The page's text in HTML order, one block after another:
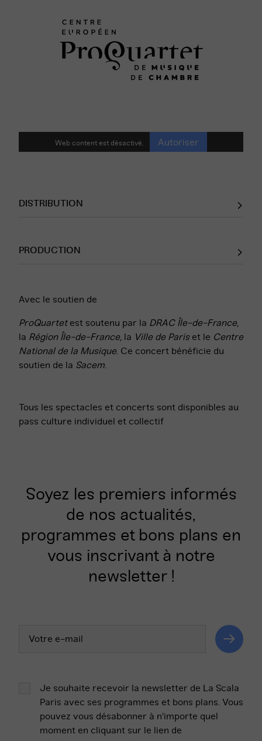
Web content est désactivé. Autoriser
DISTRIBUTION
PRODUCTION
Avec le soutien de
ProQuartetest soutenu par la DRAC Île-de-France
la Région Île-de-France , la Ville de Pariset le Centre
National de la Musique . Ce concert bénéficie du
soutien de la Sacem
Tous les spectacles et concerts sont disponibles au
pass culture individuel et collectif
Soyez les premiers informés
de nos actualités,
programmes et bons plans en
vous inscrivant à notre
newsletter !
email
Valider
Je souhaite recevoir la newsletter de La Scala
Paris avec ses programmes et bons plans. Vous
pouvez vous désabonner à n'importe quel
moment en cliquant sur le lien de